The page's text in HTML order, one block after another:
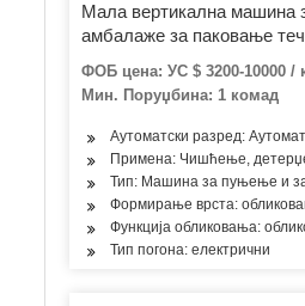
Мала вертикална машина
амбалаже за паковање
паковања, течност за
паковање, течно пуњење,
алкохол
ФОБ цена: УС $ 3200-10000 /
Мин. Поруџбина: 1 комад
Аутоматски разред:
Примена: Чишћење,
Тип: Машина за пуњење и
Формирање врста:
Функција обликовања:
Тип погона: електрични